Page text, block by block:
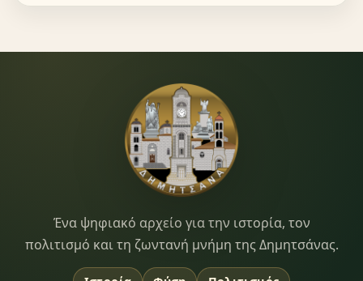
Dimitsana.gr
Ένα ψηφιακό αρχείο για την ιστορία, τον
πολιτισμό και τη ζωντανή μνήμη της Δημητσάνας.